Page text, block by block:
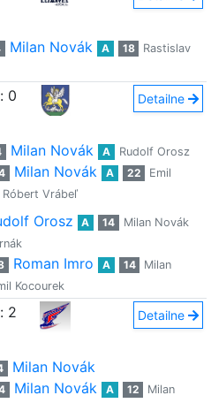
Milan Novák A 18
Rastislav
: 0 Detailne
Milan Novák A
Rudolf Orosz
Milan Novák A 22
Emil
Róbert Vrábeľ
Orosz A 14
Milan Novák
Roman Imro A 14
Milan
Kocourek
: 2 Detailne
Milan Novák
Milan Novák A 12
Milan